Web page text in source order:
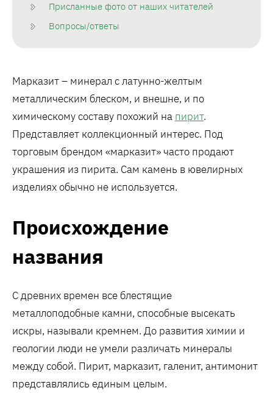
Присланные фото от наших читателей
Вопросы/ответы
Марказит – минерал с латунно-желтым
металлическим блеском, и внешне, и по
химическому составу похожий на пирит.
Представляет коллекционный интерес. Под
торговым брендом «марказит» часто продают
украшения из пирита. Сам камень в ювелирных
изделиях обычно не используется.
Происхождение
названия
С древних времен все блестящие
металлоподобные камни, способные высекать
искры, называли кремнем. До развития химии и
геологии люди не умели различать минералы
между собой. Пирит, марказит, галенит, антимонит
представлялись единым целым.